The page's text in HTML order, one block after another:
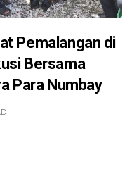
Pemalangan di
Bersama
Para Numbay